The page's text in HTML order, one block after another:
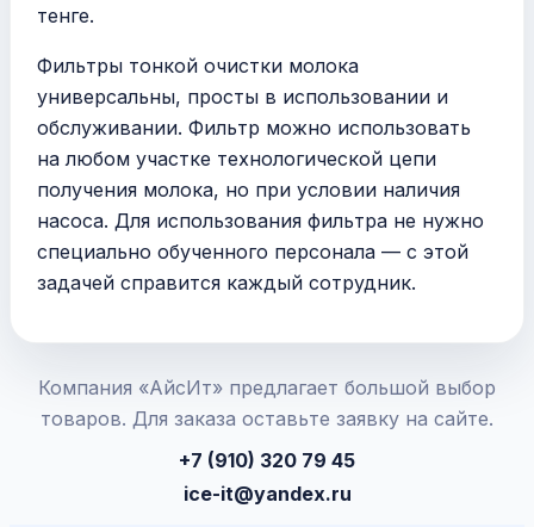
тенге.
Фильтры тонкой очистки молока
универсальны, просты в использовании и
обслуживании. Фильтр можно использовать
на любом участке технологической цепи
получения молока, но при условии наличия
насоса. Для использования фильтра не нужно
специально обученного персонала — с этой
задачей справится каждый сотрудник.
Компания «АйсИт» предлагает большой выбор
товаров. Для заказа оставьте заявку на сайте.
+7 (910) 320 79 45
ice-it@yandex.ru